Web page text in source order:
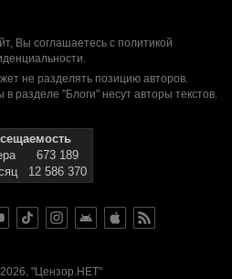
Вы соглашаетесь с политикой
.
не разделять позицию авторов.
разделе "Блоги" несут авторы текстов.
673 189
12 586 370
"Цензор.НЕТ"